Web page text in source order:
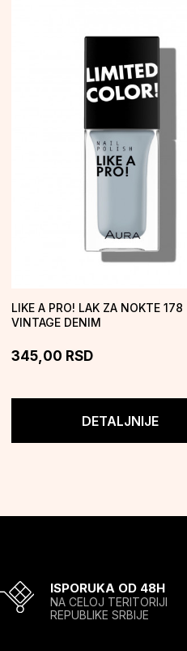
LIKE A PRO! LAK ZA NOKTE 178
VINTAGE DENIM
DETALJNIJE
345,00 RSD
ISPORUKA OD 48H
NA CELOJ TERITORIJI
REPUBLIKE SRBIJE